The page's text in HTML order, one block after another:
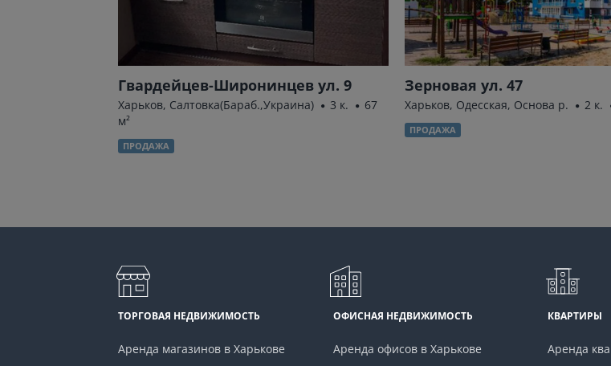
Гвардейцев-Широнинцев ул. 9
Харьков, Салтовка(Бараб.,Украина) 3 к.
67
м²
ПРОДАЖА
Зерновая ул. 47
Харьков, Одесская, Основа р. 2 к.
ПРОДАЖА
ТОРГОВАЯ НЕДВИЖИМОСТЬ
Аренда магазинов в Харькове
ОФИСНАЯ НЕДВИЖИМОСТЬ
Аренда офисов в Харькове
КВАРТИРЫ
Аренда